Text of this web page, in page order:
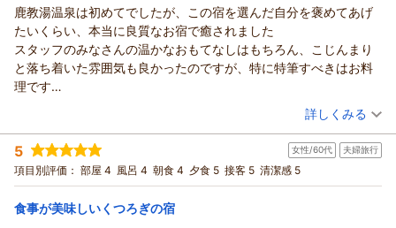
産にしました。また、翌日は安曇野へ車で行きましたが１時間も
かからず。全体を通して満足した旅行が出来ました。有難うござ
いました。
鹿教湯温泉 くつろぎの宿 黒岩旅館からの返信
うららパパさま
この度は、ご利用いただき、誠にありがとうございました。
お料理や信州の食材、器も楽しんでいただけたとのこと、嬉し
く拝読しました。
お風呂はこじんまりとした造りですが、源泉かけ流しの湯を毎
日入れ替えながら大切に守っております。檜の樽風呂も含め、
ゆっくりお楽しみいただけていましたら何よりです。
またぜひ、季節を変えて、信州のお酒や温泉を楽しみにいらし
てください。
ありがとうございました。
鹿教湯温泉は初めてでしたが、この宿を選んだ自分を褒めてあげ
たいくらい、本当に良質なお宿で癒されました
スタッフのみなさんの温かなおもてなしはもちろん、こじんまり
と落ち着いた雰囲気も良かったのですが、特に特筆すべきはお料
理です
素材も味付けも量も、一品一品全て美味しく味わい、夫婦共に大
おとなの落ち着いたお客さんに愛されている旅館なのだと思いま
すが、私たちも仲間入りしたいと思えるお宿でした
（投稿日：2026/02/23）
宿泊時期： 2026年02月宿泊 (夫婦旅行)
投稿者： なぐちゃんさん
宿泊プラン： 【じゃらんのお得な10日間】【くつろぎの基本プラン】とろけ
る信州牛と里山の恵みを堪能
和室 朝・夕
宿泊価格帯： 19,001～20,000円(大人一人あたり/税込)
詳しくみる
5 女性/60代 夫婦旅行
項目別評価： 部屋 4 風呂 4 朝食 4 夕食 5 接客 5 清潔感 5
食事が美味しいくつろぎの宿